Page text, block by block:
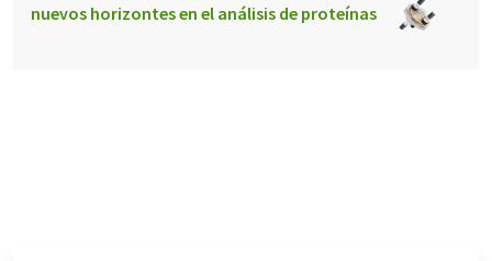
nuevos horizontes en el análisis de proteínas